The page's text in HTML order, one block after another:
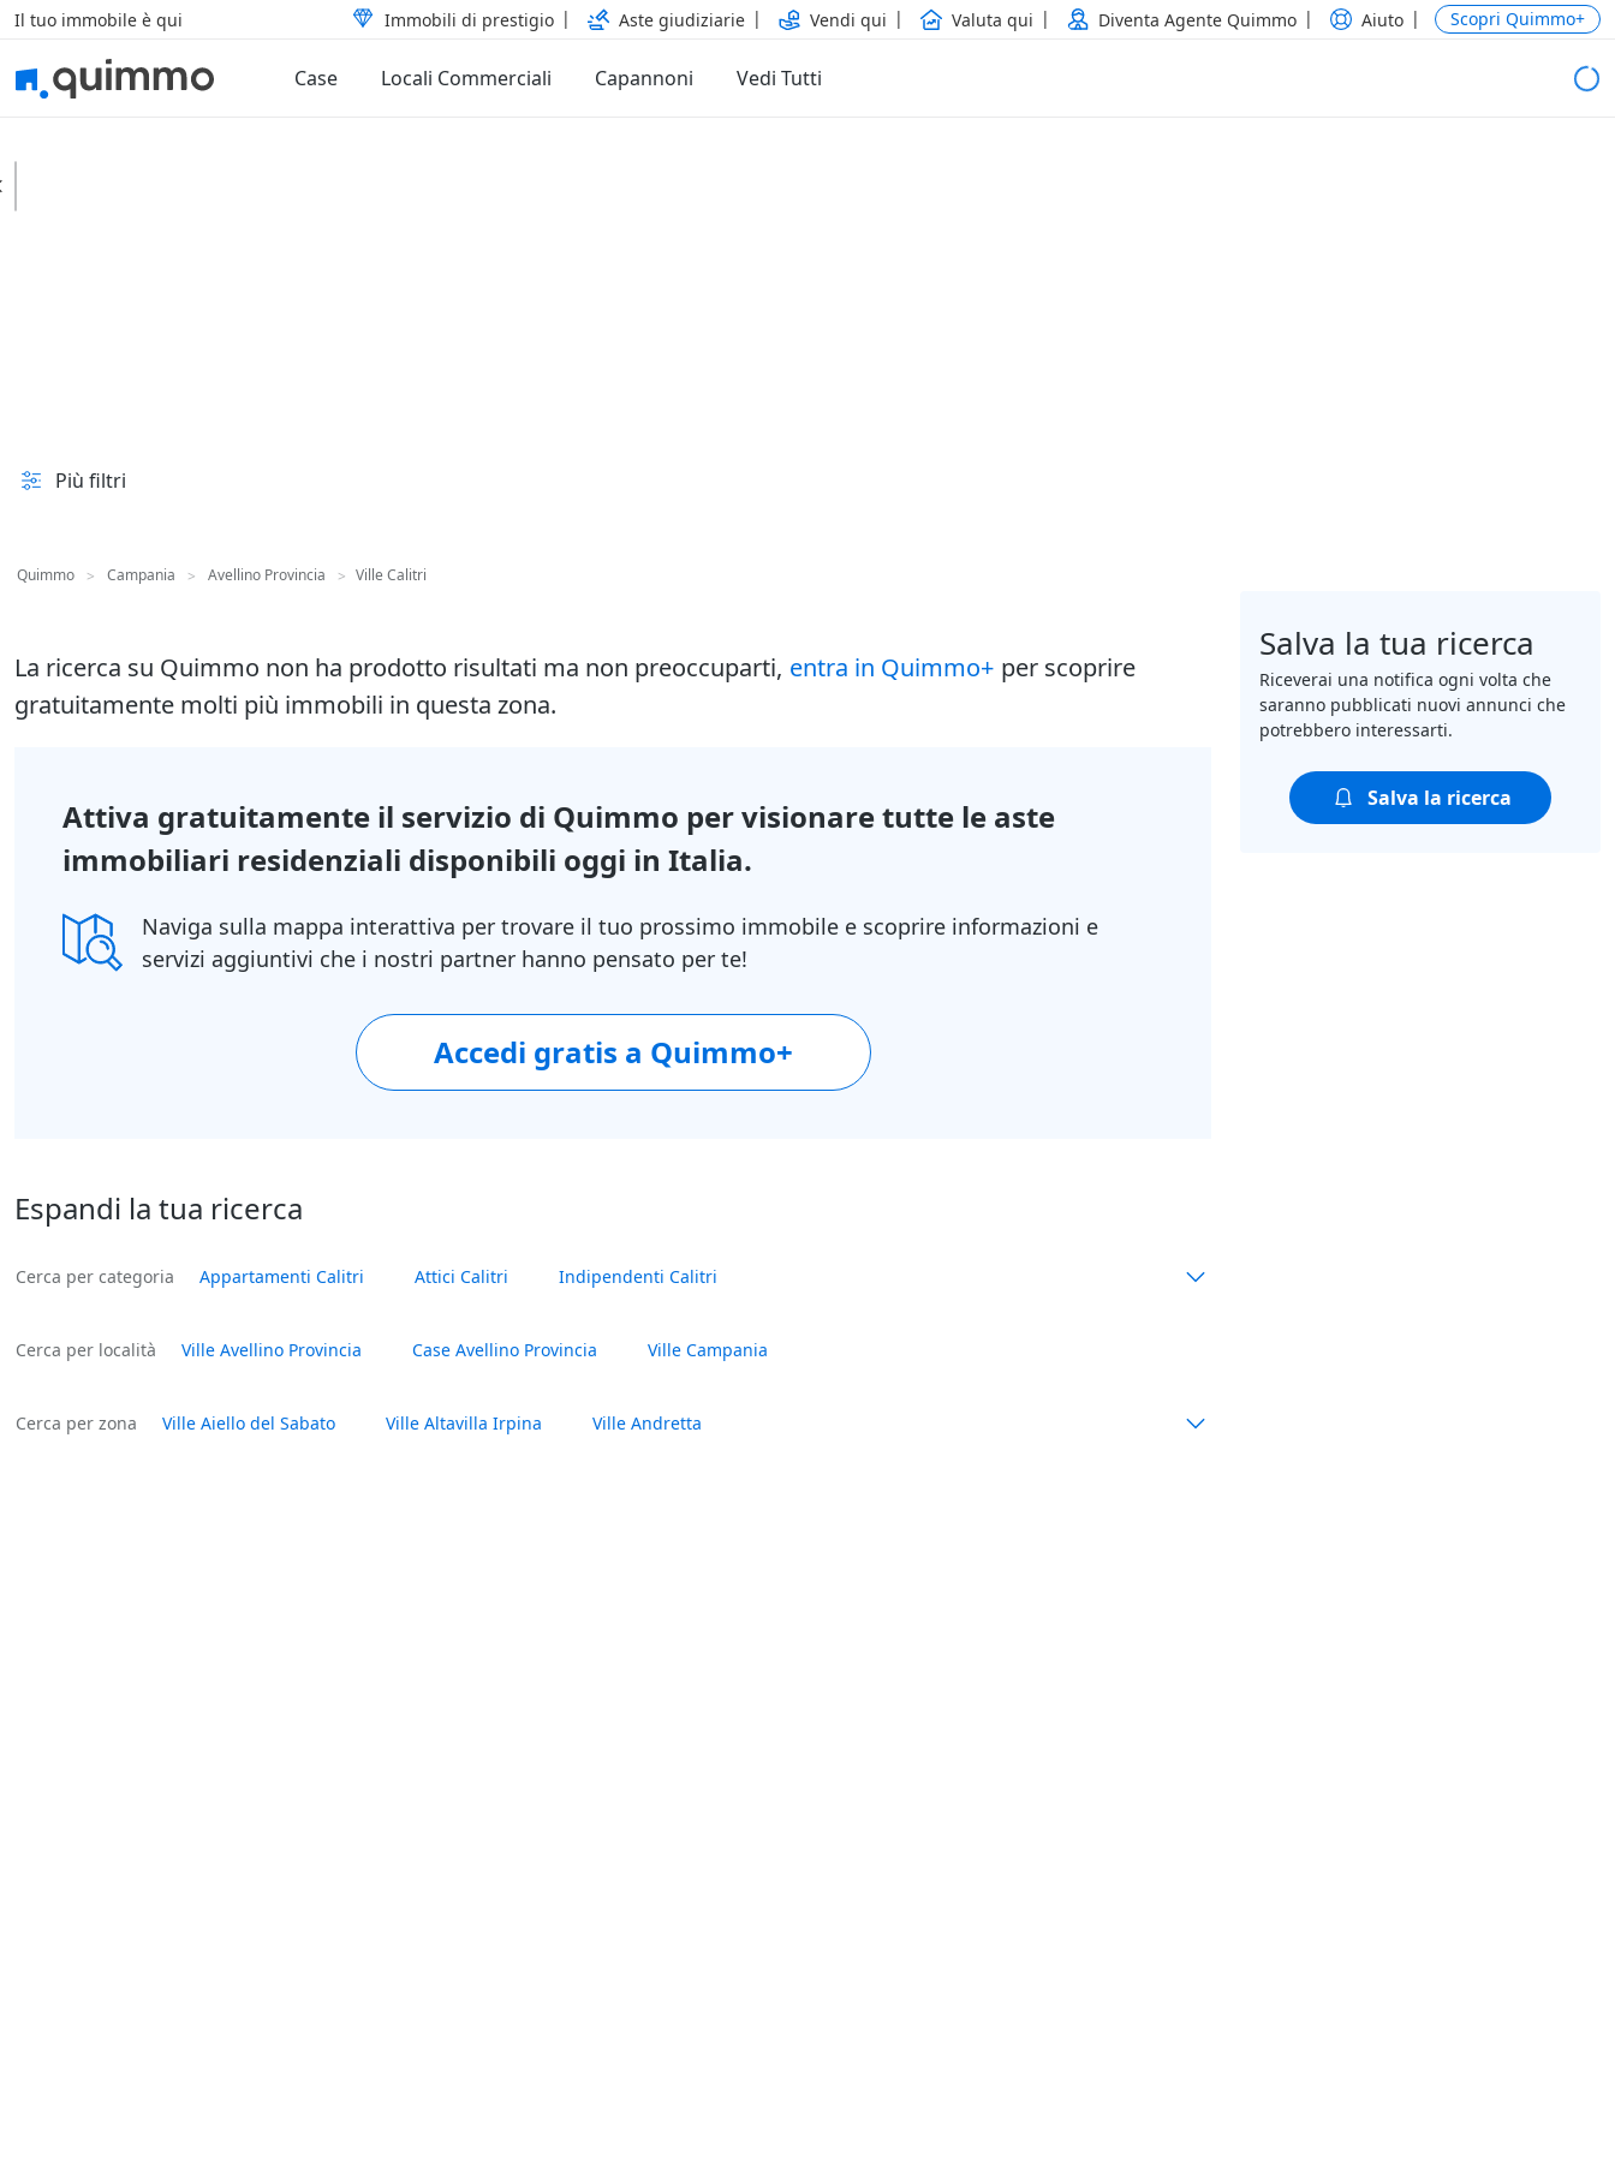
Il tuo immobile è qui Immobili di prestigio Aste giudiziarie Vendi qui Valuta qui Diventa Agente Quimmo Aiuto Scopri Quimmo+
Case Locali Commerciali Capannoni Vedi Tutti
Più filtri
Quimmo > Campania > Avellino Provincia > Ville Calitri
La ricerca su Quimmo non ha prodotto risultati ma non preoccuparti, entra in Quimmo+ per scoprire
gratuitamente molti più immobili in questa zona.
Attiva gratuitamente il servizio di Quimmo per visionare tutte le aste
immobiliari residenziali disponibili oggi in Italia.
Naviga sulla mappa interattiva per trovare il tuo prossimo immobile e scoprire informazioni e
servizi aggiuntivi che i nostri partner hanno pensato per te!
Accedi gratis a Quimmo+
Espandi la tua ricerca
Cerca per categoria Appartamenti Calitri Attici Calitri Indipendenti Calitri
Cerca per località Ville Avellino Provincia Case Avellino Provincia Ville Campania
Cerca per zona Ville Aiello del Sabato Ville Altavilla Irpina Ville Andretta
Salva la tua ricerca
Riceverai una notifica ogni volta che
saranno pubblicati nuovi annunci che
potrebbero interessarti.
Salva la ricerca